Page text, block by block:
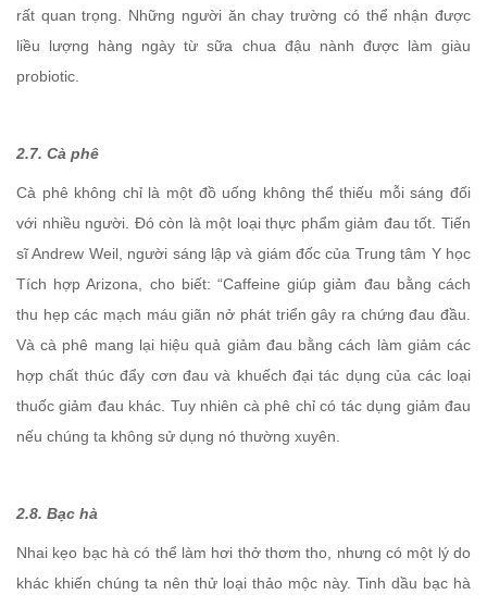
rất quan trọng. Những người ăn chay trường có thể nhận được
liều lượng hàng ngày từ sữa chua đậu nành được làm giàu
probiotic.
2.7. Cà phê
Cà phê không chỉ là một đồ uống không thể thiếu mỗi sáng đối
với nhiều người. Đó còn là một loại thực phẩm giảm đau tốt. Tiến
sĩ Andrew Weil, người sáng lập và giám đốc của Trung tâm Y học
Tích hợp Arizona, cho biết: “Caffeine giúp giảm đau bằng cách
thu hẹp các mạch máu giãn nở phát triển gây ra chứng đau đầu.
Và cà phê mang lại hiệu quả giảm đau bằng cách làm giảm các
hợp chất thúc đẩy cơn đau và khuếch đại tác dụng của các loại
thuốc giảm đau khác. Tuy nhiên cà phê chỉ có tác dụng giảm đau
nếu chúng ta không sử dụng nó thường xuyên.
2.8. Bạc hà
Nhai kẹo bạc hà có thể làm hơi thở thơm tho, nhưng có một lý do
khác khiến chúng ta nên thử loại thảo mộc này. Tinh dầu bạc hà